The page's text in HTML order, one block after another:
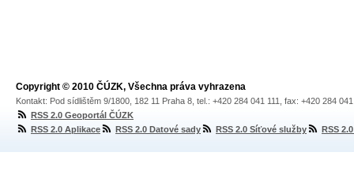
Copyright © 2010 ČÚZK, Všechna práva vyhrazena
Kontakt: Pod sídlištěm 9/1800, 182 11 Praha 8, tel.: +420 284 041 111, fax: +420 284
RSS 2.0 Geoportál ČÚZK
RSS 2.0 Aplikace
RSS 2.0 Datové sady RSS 2.0 Síťové služby RSS